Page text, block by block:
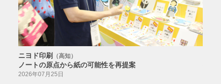
ニヨド印刷 （高知）
ノートの原点から紙の可能性を再提案
2026年07月25日